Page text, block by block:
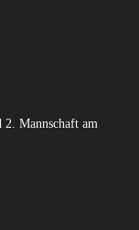
2. Mannschaft am